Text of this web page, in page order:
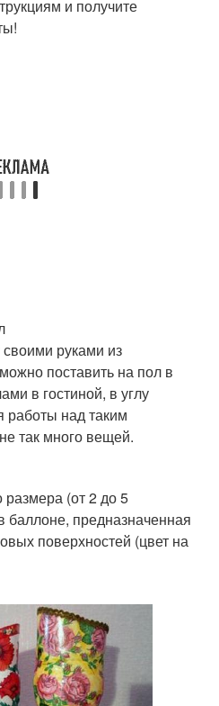
и получите
руками из
поставить на пол в
в гостиной, в углу
работы над таким
так много вещей.
размера (от 2 до 5
баллоне, предназначенная
поверхностей (цвет на